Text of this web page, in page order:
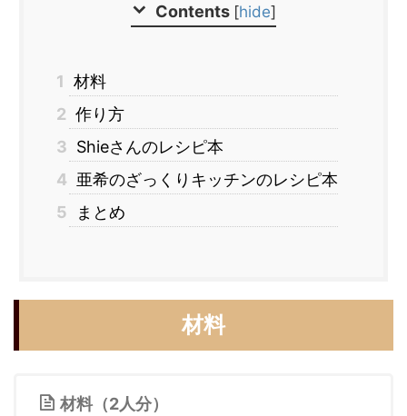
Contents [hide]
1 材料
2 作り方
3 Shieさんのレシピ本
4 亜希のざっくりキッチンのレシピ本
5
まとめ
材料
材料（2人分）